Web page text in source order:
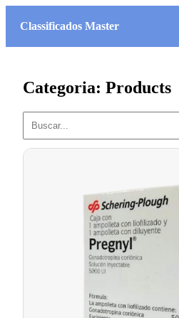
Classificados Master
Categoria: Products